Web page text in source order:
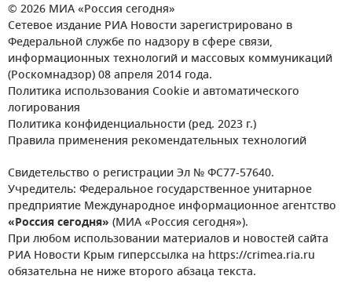
© 2026 МИА «Россия сегодня»
Сетевое издание РИА Новости зарегистрировано в
Федеральной службе по надзору в сфере связи,
информационных технологий и массовых коммуникаций
(Роскомнадзор) 08 апреля 2014 года.
Политика использования Cookie и автоматического
логирования
Политика конфиденциальности (ред. 2023 г.)
Правила применения рекомендательных технологий
Свидетельство о регистрации Эл № ФС77-57640.
Учредитель: Федеральное государственное унитарное
предприятие Международное информационное агентство
«Россия сегодня» (МИА «Россия сегодня»).
При любом использовании материалов и новостей сайта
РИА Новости Крым гиперссылка на https://crimea.ria.ru
обязательна не ниже второго абзаца текста.